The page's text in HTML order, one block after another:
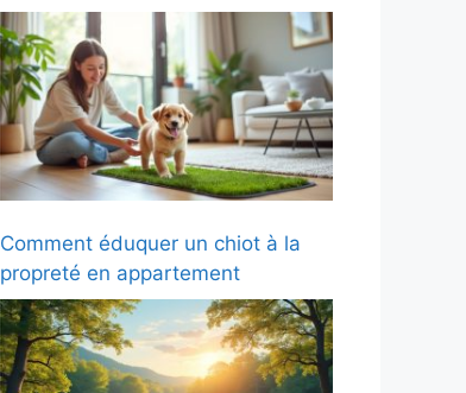
Comment éduquer un chiot à la
propreté en appartement